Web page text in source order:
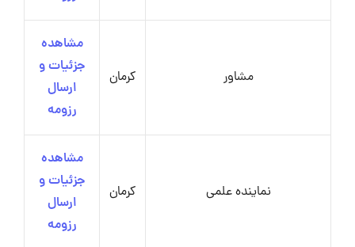
مشاور کرمان
مشاهده
جزئیات و
ارسال
رزومه
نماینده علمی کرمان
مشاهده
جزئیات و
ارسال
رزومه